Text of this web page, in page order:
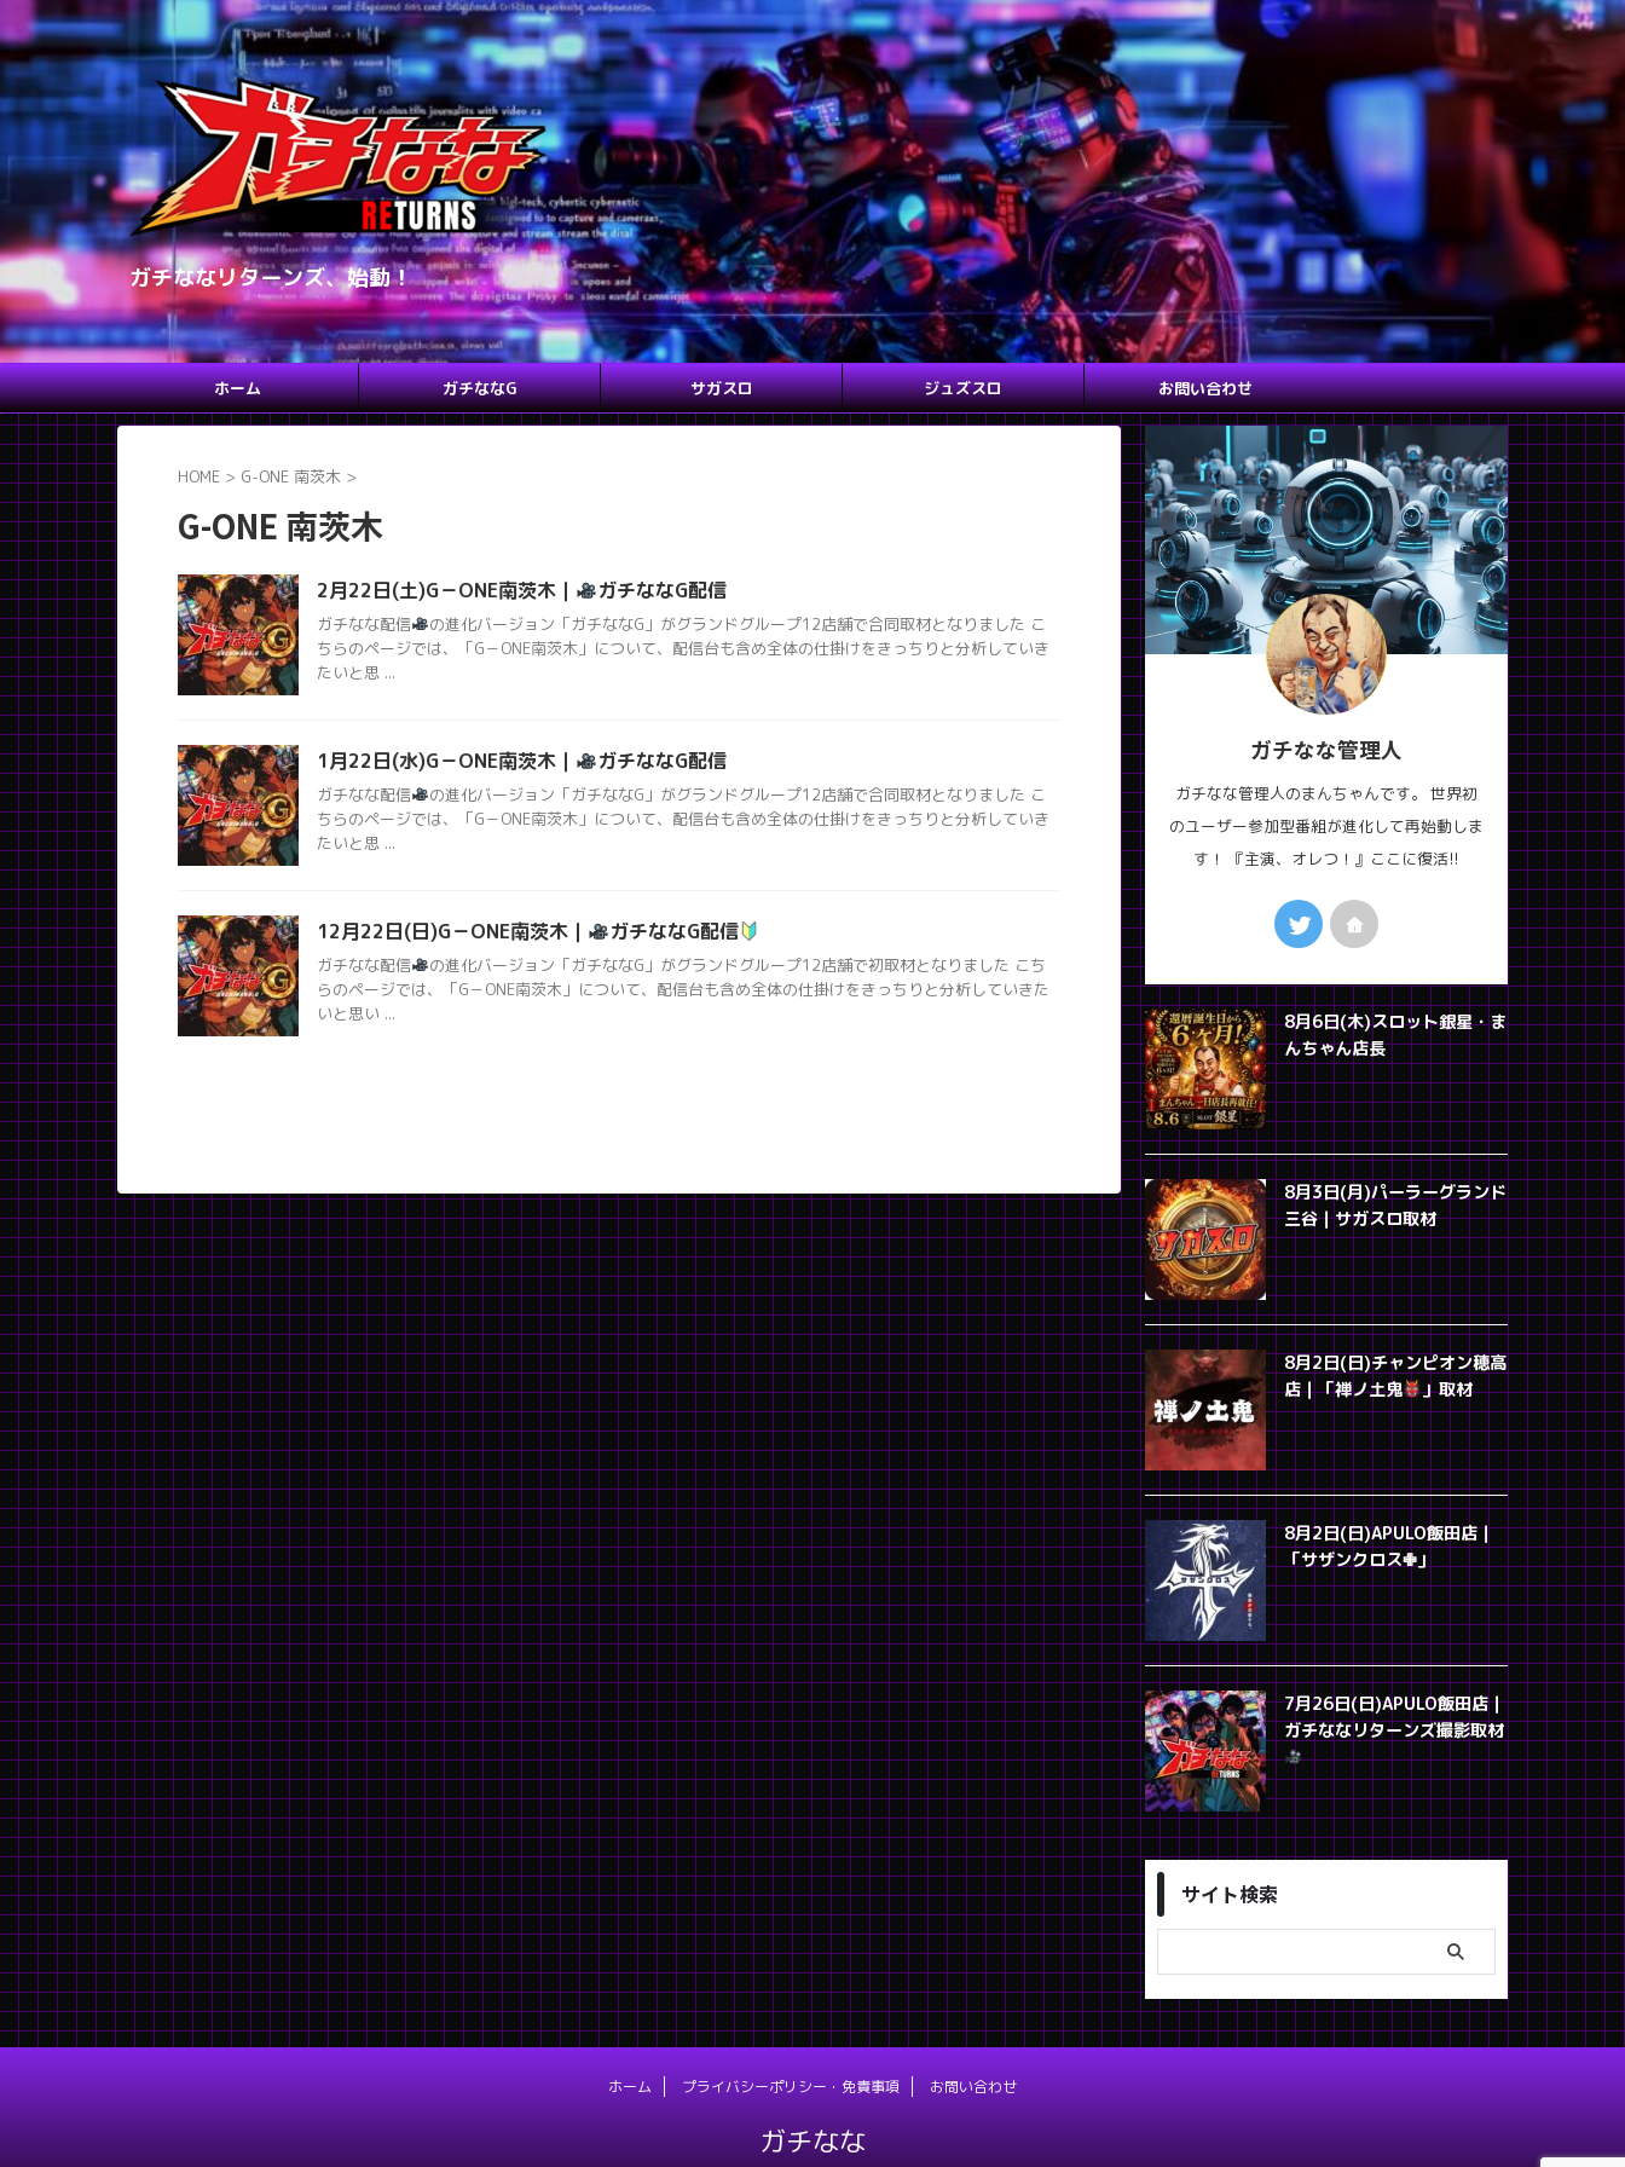
ガチななリターンズ、始動！
ホーム ガチななG サガスロ ジュズスロ お問い合わせ
HOME > G-ONE 南茨木 >
G-ONE 南茨木
2月22日(土)G－ONE南茨木｜ ガチななG配信
ガチなな配信
の進化バージョン「ガチななG」がグランドグループ12店舗で合同取材となりました こ
ちらのページでは、「G－ONE南茨木」について、配信台も含め全体の仕掛けをきっちりと分析していき
たいと思 ...
1月22日(水)G－ONE南茨木｜ ガチななG配信
ガチなな配信
の進化バージョン「ガチななG」がグランドグループ12店舗で合同取材となりました こ
ちらのページでは、「G－ONE南茨木」について、配信台も含め全体の仕掛けをきっちりと分析していき
たいと思 ...
12月22日(日)G－ONE南茨木｜ ガチななG配信
ガチなな配信
の進化バージョン「ガチななG」がグランドグループ12店舗で初取材となりました こち
らのページでは、「G－ONE南茨木」について、配信台も含め全体の仕掛けをきっちりと分析していきた
いと思い ...
ガチなな管理人
ガチなな管理人のまんちゃんです。 世界初
のユーザー参加型番組が進化して再始動しま
す！ 『主演、オレつ！』ここに復活!!
8月6日(木)スロット銀星・ま
んちゃん店長
8月3日(月)パーラーグランド
三谷｜サガスロ取材
8月2日(日)チャンピオン穂高
店｜「禅ノ土鬼
」取材
8月2日(日)APULO飯田店｜
「サザンクロス✙」
7月26日(日)APULO飯田店｜
ガチななリターンズ撮影取材
サイト検索
ホーム プライバシーポリシー・免責事項 お問い合わせ
ガチなな